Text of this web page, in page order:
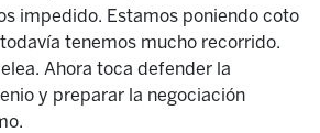
impedido. Estamos poniendo coto
tenemos mucho recorrido.
Ahora toca defender la
y preparar la negociación